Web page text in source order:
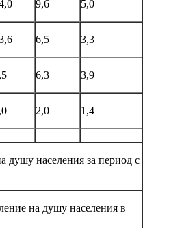
9,6 5,0
6,5 3,3
6,3 3,9
2,0 1,4
душу населения за период с
на душу населения в